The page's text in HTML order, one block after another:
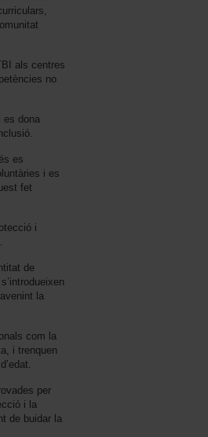
als centres
no
es dona
es
i es
fet
i
de
la
com la
i trenquen
per
i la
de buidar la